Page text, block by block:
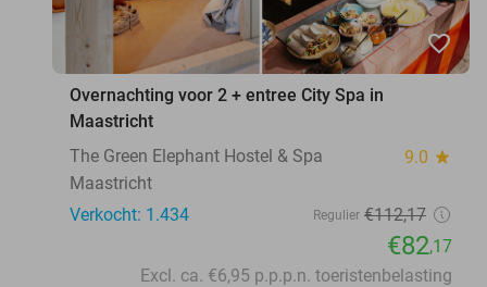
favorite_border
Overnachting voor 2 + entree City Spa in
Maastricht
The Green Elephant Hostel & Spa
9.0 star
Maastricht
Verkocht: 1.434
Regulier €112,17
€82,17
Excl. ca. €6,95 p.p.p.n. toeristenbelasting